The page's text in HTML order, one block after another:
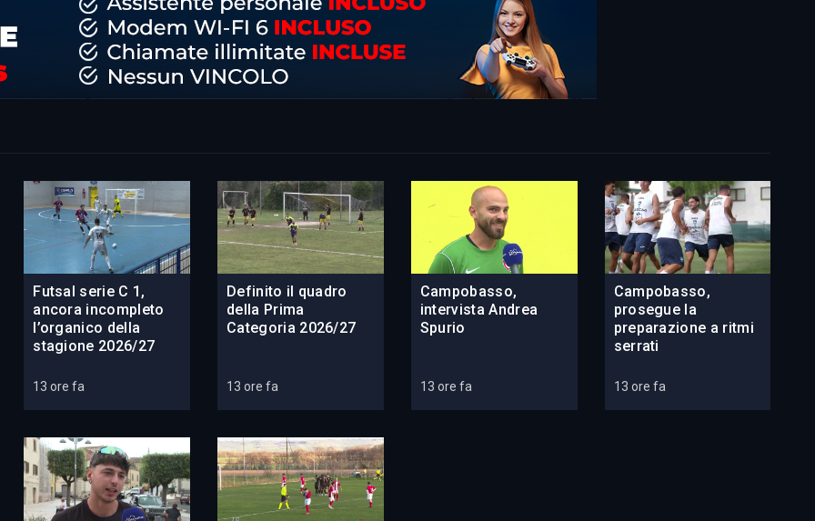
Futsal serie C 1,
ancora incompleto
l’organico della
stagione 2026/27
13 ore fa
Definito il quadro
della Prima
Categoria 2026/27
13 ore fa
Campobasso,
intervista Andrea
Spurio
13 ore fa
Campobasso,
prosegue la
preparazione a ritmi
serrati
13 ore fa